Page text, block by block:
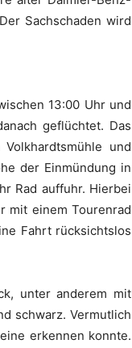
Sachschaden wird
13:00 Uhr und
geflüchtet. Das
und
der Einmündung in
Rad auffuhr. Hierbei
mit einem Tourenrad
Fahrt rücksichtslos
unter anderem mit
schwarz. Vermutlich
erkennen konnte.